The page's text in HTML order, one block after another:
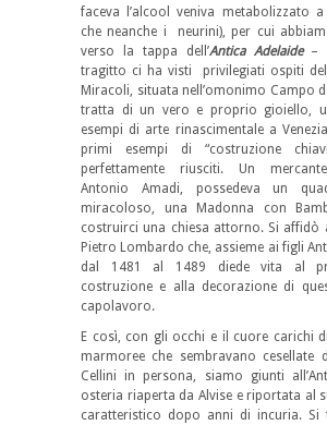
faceva l’alcool veniva metabolizzato
che neanche i neurini), per cui
verso la tappa dell’Antica Adelaide –
tragitto ci ha visti privilegiati ospiti
Miracoli, situata nell’omonimo Campo
tratta di un vero e proprio gioiello,
esempi di arte rinascimentale a
primi esempi di “costruzione
perfettamente riusciti. Un
Antonio Amadi, possedeva un
miracoloso, una Madonna con
costruirci una chiesa attorno. Si affidò
Pietro Lombardo che, assieme ai figli
dal 1481 al 1489 diede vita al
costruzione e alla decorazione di
capolavoro.
E così, con gli occhi e il cuore carichi
marmoree che sembravano cesellate
Cellini in persona, siamo giunti
osteria riaperta da Alvise e riportata al
caratteristico dopo anni di incuria. Si